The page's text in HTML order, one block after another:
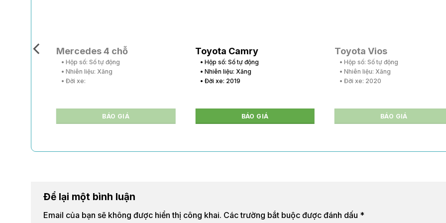
Mercedes 4 chỗ
• Hộp số: Số tự động
• Nhiên liệu: Xăng
• Đời xe:
BÁO GIÁ
Toyota Camry
• Hộp số: Số tự động
• Nhiên liệu: Xăng
• Đời xe: 2019
BÁO GIÁ
Toyota Vios
• Hộp số: Số tự động
• Nhiên liệu: Xăng
• Đời xe: 2020
BÁO GIÁ
Để lại một bình luận
Email của bạn sẽ không được hiển thị công khai. Các trường bắt buộc được đánh dấu *